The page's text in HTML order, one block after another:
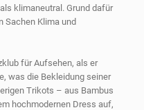
klimaneutral. Grund dafür
Sachen Klima und
für Aufsehen, als er
was die Bekleidung seiner
Trikots – aus Bambus
hochmodernen Dress auf,